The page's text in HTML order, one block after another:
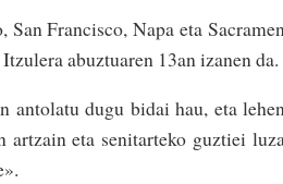
Francisco, Napa eta
abuztuaren 13an izanen da.
antolatu dugu bidai hau, eta
artzain eta senitarteko guztiei